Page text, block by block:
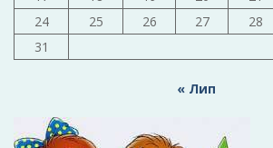
24
25 26 27 28
31
« Лип